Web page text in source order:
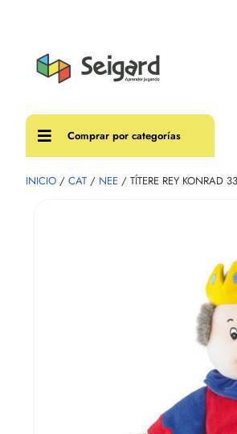
Comprar por categorías
INICIO / CAT / NEE / TÍTERE REY KONRAD